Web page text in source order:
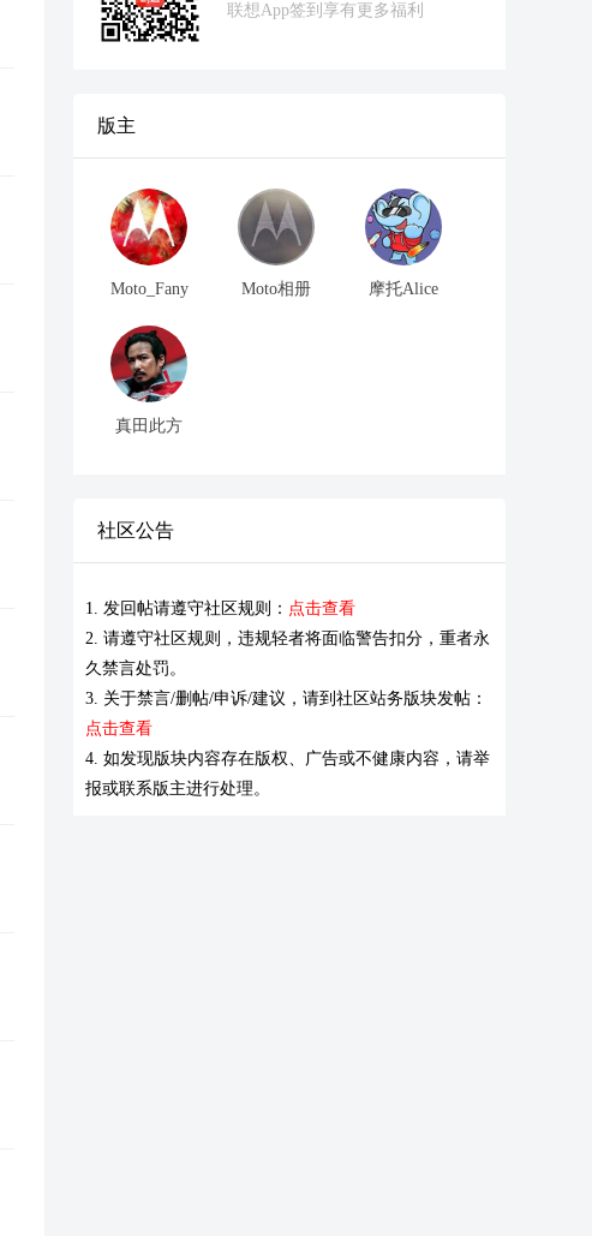
联想App签到享有更多福利
版主
Moto_Fany Moto相册 摩托Alice
真田此方
社区公告
1. 发回帖请遵守社区规则： 点击查看
2. 请遵守社区规则，违规轻者将面临警告扣分，重者永
久禁言处罚。
3. 关于禁言/删帖/申诉/建议，请到社区站务版块发帖：
点击查看
4. 如发现版块内容存在版权、广告或不健康内容，请举
报或联系版主进行处理。